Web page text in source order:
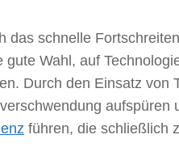
das schnelle
Wahl, auf
Durch den Einsatz von
aufspüren
führen, die schließlich